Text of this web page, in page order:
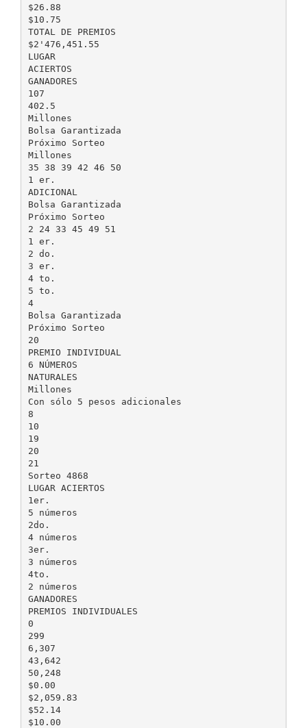
$26.88
$10.75
TOTAL DE PREMIOS
$2'476,451.55
LUGAR
ACIERTOS
GANADORES
107
402.5
Millones
Bolsa Garantizada
Próximo Sorteo
Millones
35 38 39 42 46 50
1 er.
ADICIONAL
Bolsa Garantizada
Próximo Sorteo
2 24 33 45 49 51
1 er.
2 do.
3 er.
4 to.
5 to.
4
Bolsa Garantizada
Próximo Sorteo
20
PREMIO INDIVIDUAL
6 NÚMEROS
NATURALES
Millones
Con sólo 5 pesos adicionales
8
10
19
20
21
Sorteo 4868
LUGAR ACIERTOS
1er.
5 números
2do.
4 números
3er.
3 números
4to.
2 números
GANADORES
PREMIOS INDIVIDUALES
0
299
6,307
43,642
50,248
$0.00
$2,059.83
$52.14
$10.00